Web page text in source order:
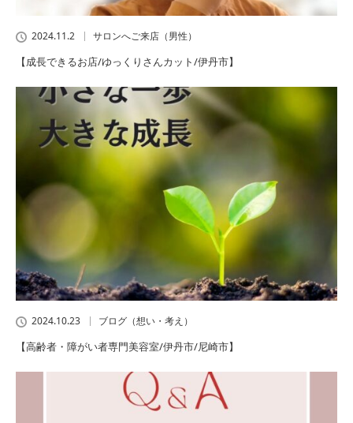
2024.11.2 サロンへご来店（男性）
【成長できるお店/ゆっくりさんカット/伊丹市】
2024.10.23 ブログ（想い・考え）
【高齢者・障がい者専門美容室/伊丹市/尼崎市】